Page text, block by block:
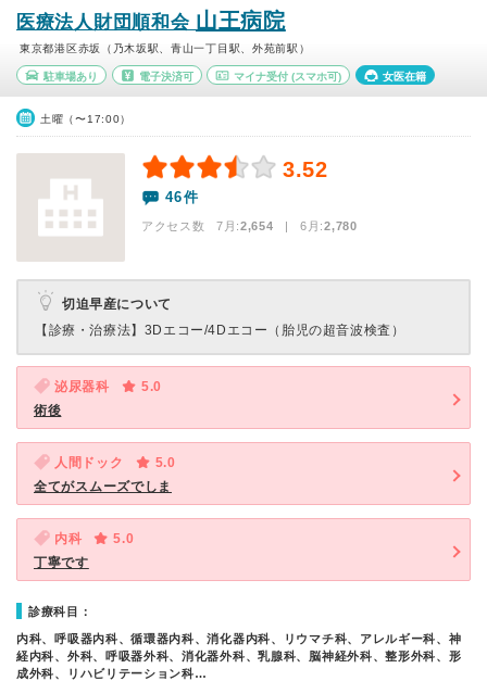
医療法人財団順和会 山王病院
東京都港区赤坂（乃木坂駅、青山一丁目駅、外苑前駅）
駐車場あり 電子決済可 マイナ受付 (スマホ可) 女医在籍
土曜（〜17:00）
3.52
46件
アクセス数 7月:2,654 | 6月:2,780
切迫早産について
【診療・治療法】 3Dエコー/4Dエコー（胎児の超音波検査）
泌尿器科
5.0
術後
人間ドック
5.0
全てがスムーズでしま
内科
5.0
丁寧です
診療科目：
内科、呼吸器内科、循環器内科、消化器内科、リウマチ科、アレルギー科、神
経内科、外科、呼吸器外科、消化器外科、乳腺科、脳神経外科、整形外科、形
成外科、リハビリテーション科…